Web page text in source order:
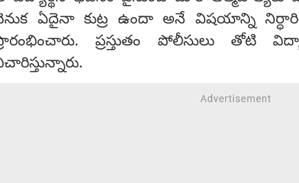
ఏదైనా కుట్ర ఉందా అనే విషయాన్ని
ప్రస్తుతం పోలీసులు తోటి